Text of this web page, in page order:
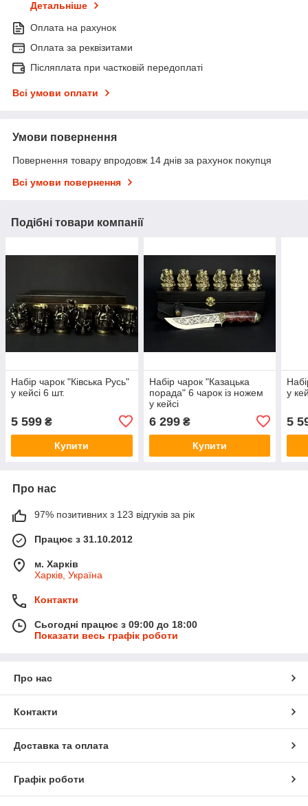
Детальніше
Оплата на рахунок
Оплата за реквізитами
Післяплата при частковій передоплаті
Всі умови оплати
Умови повернення
Повернення товару впродовж 14 днів за рахунок покупця
Всі умови повернення
Подібні товари компанії
Набір чарок "Ківська Русь"
у кейсі 6 шт.
5 599 ₴
Купити
Набір чарок "Казацька
порада" 6 чарок із ножем
у кейсі
6 299₴
Купити
у
5
Про нас
97% позитивних з 123 відгуків за рік
Працює з 31.10.2012
м. Харків
Харків, Україна
Контакти
Сьогодні працює з 09:00 до 18:00
Показати весь графік роботи
Про нас
Контакти
Доставка та оплата
Графік роботи